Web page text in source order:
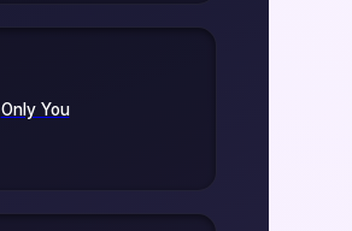
Only You